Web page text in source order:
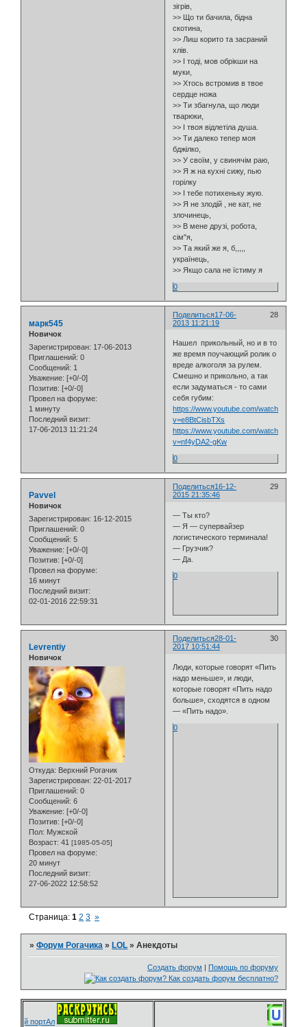
зігрів,
>> Що ти бачила, бідна
скотина,
>> Лиш корито та засраний
хлів.
>> І тоді, мов обрікши на
муки,
>> Хтось встромив в твое
сердце ножа
>> Ти збагнула, що люди
тварюки,
>> І твоя відлетіла душа.
>> Ти далеко тепер моя
бджілко,
>> У своїм, у свинячім раю,
>> Я ж на кухні сижу, пью
горілку
>> І тебе потихеньку жую.
>> Я не злодій , не кат, не
злочинець,
>> В мене друзі, робота,
сім"я,
>> Та який же я, б,,,,,
українець,
>> Якщо сала не їстиму я
0
Поделиться 28
17-06-
2013 11:21:19
марк545
Новичок
Зарегистрирован: 17-06-2013
Приглашений: 0
Сообщений: 1
Уважение: [+0/-0]
Позитив: [+0/-0]
Провел на форуме:
1 минуту
Последний визит:
17-06-2013 11:21:24
Нашел прикольный, но и в то
же время поучающий ролик о
вреде алкоголя за рулем.
Смешно и прикольно, а так
если задуматься - то сами
себя губим:
https://www.youtube.com/watch?
v=e8BtCisbTXs
https://www.youtube.com/watch?
v=nf4yDA2-gKw
0
Поделиться 29
16-12-
2015 21:35:46
Pavvel
Новичок
Зарегистрирован: 16-12-2015
Приглашений: 0
Сообщений: 5
Уважение: [+0/-0]
Позитив: [+0/-0]
Провел на форуме:
16 минут
Последний визит:
02-01-2016 22:59:31
— Ты кто?
— Я — супервайзер
логистического терминала!
— Грузчик?
— Да.
0
Поделиться 30
28-01-
2017 10:51:44
Levrentiy
Новичок
Откуда: Верхний Рогачик
Зарегистрирован: 22-01-2017
Приглашений: 0
Сообщений: 6
Уважение: [+0/-0]
Позитив: [+0/-0]
Пол: Мужской
Возраст: 41 [1985-05-05]
Провел на форуме:
20 минут
Последний визит:
27-06-2022 12:58:52
Люди, которые говорят «Пить
надо меньше», и люди,
которые говорят «Пить надо
больше», сходятся в одном
— «Пить надо».
0
Страница:1 2 3 »
»Форум Рогачика » LOL »Анекдоты
Создать форум | Помощь по форуму